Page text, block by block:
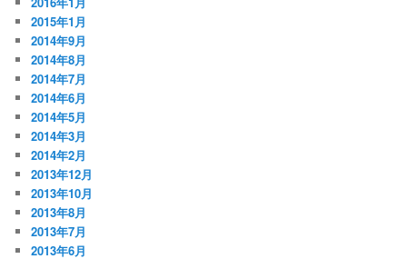
2015年1月
2014年9月
2014年8月
2014年7月
2014年6月
2014年5月
2014年3月
2014年2月
2013年12月
2013年10月
2013年8月
2013年7月
2013年6月